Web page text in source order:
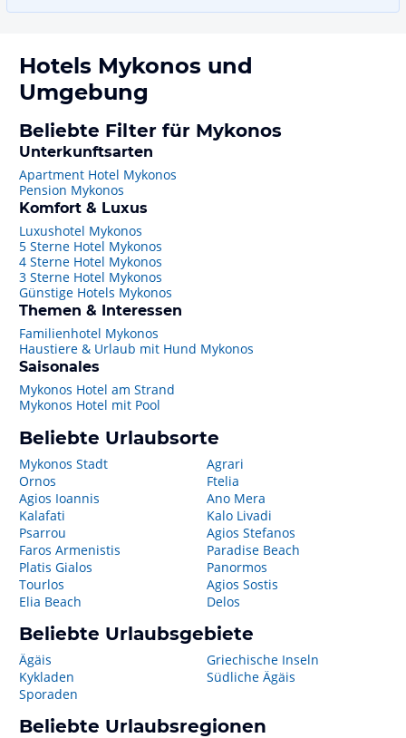
Hotels Mykonos und
Umgebung
Beliebte Filter für Mykonos
Unterkunftsarten
Apartment Hotel Mykonos
Pension Mykonos
Komfort & Luxus
Luxushotel Mykonos
5 Sterne Hotel Mykonos
4 Sterne Hotel Mykonos
3 Sterne Hotel Mykonos
Günstige Hotels Mykonos
Themen & Interessen
Familienhotel Mykonos
Haustiere & Urlaub mit Hund Mykonos
Saisonales
Mykonos Hotel am Strand
Mykonos Hotel mit Pool
Beliebte Urlaubsorte
Mykonos Stadt
Ornos
Agios Ioannis
Kalafati
Psarrou
Faros Armenistis
Platis Gialos
Tourlos
Elia Beach
Agrari
Ftelia
Ano Mera
Kalo Livadi
Agios Stefanos
Paradise Beach
Panormos
Agios Sostis
Delos
Beliebte Urlaubsgebiete
Ägäis
Kykladen
Sporaden
Griechische Inseln
Südliche Ägäis
Beliebte Urlaubsregionen